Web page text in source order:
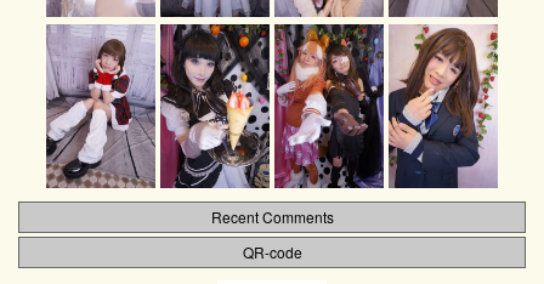
Recent Comments
QR-code